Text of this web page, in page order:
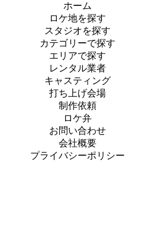
ホーム
ロケ地を探す
スタジオを探す
カテゴリーで探す
エリアで探す
レンタル業者
キャスティング
打ち上げ会場
制作依頼
ロケ弁
お問い合わせ
会社概要
プライバシーポリシー